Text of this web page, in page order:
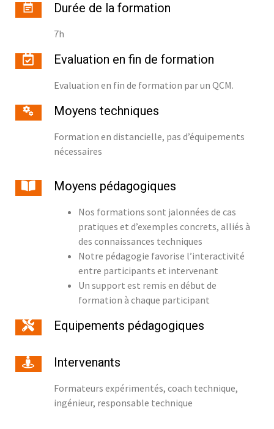
Durée de la formation
7h
Evaluation en fin de formation
Evaluation en fin de formation par un QCM.
Moyens techniques
Formation en distancielle, pas d’équipements
nécessaires
Moyens pédagogiques
Nos formations sont jalonnées de cas
pratiques et d’exemples concrets, alliés à
des connaissances techniques
Notre pédagogie favorise l’interactivité
entre participants et intervenant
Un support est remis en début de
formation à chaque participant
Equipements pédagogiques
Intervenants
Formateurs expérimentés, coach technique,
ingénieur, responsable technique